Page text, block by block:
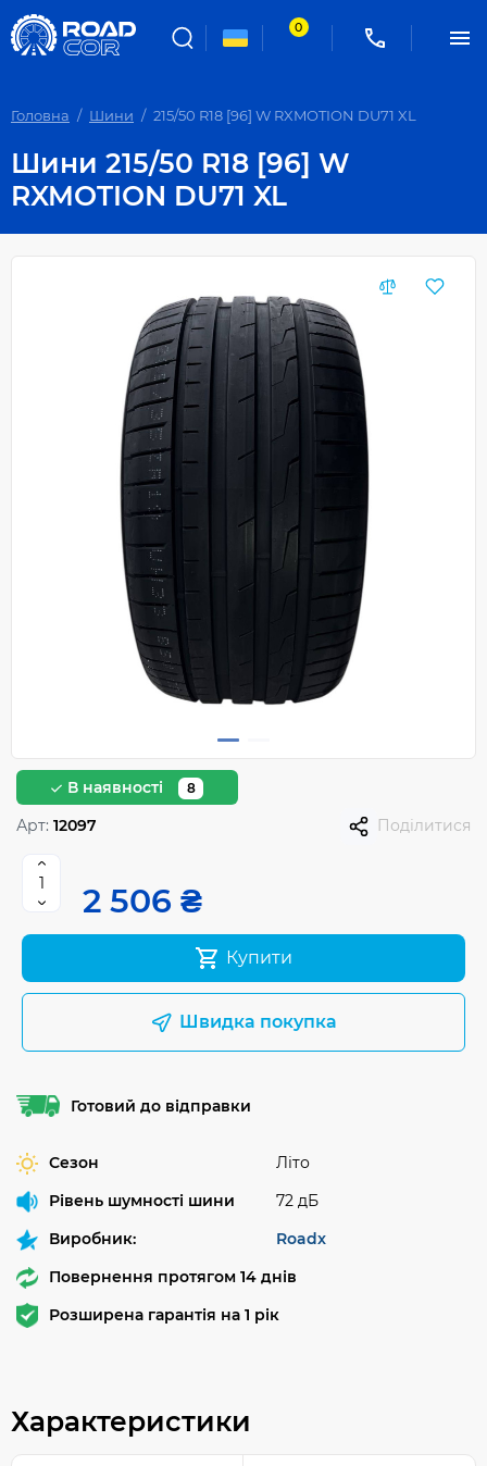
0
Головна Шини 215/50 R18 [96] W RXMOTION DU71 XL
Шини 215/50 R18 [96] W
RXMOTION DU71 XL
В наявності 8
Арт: 12097 Поділитися
2 506 ₴
Купити
Швидка покупка
Готовий до відправки
Сезон
Літо
Рівень шумності шини
72 дБ
Виробник:
Roadx
Повернення протягом 14 днів
Розширена гарантія на 1 рік
Характеристики